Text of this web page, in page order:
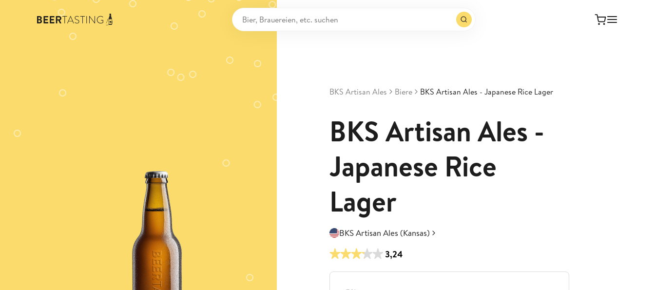
BKS Artisan Ales Biere BKS Artisan Ales - Japanese Rice Lager
BKS Artisan Ales -
Japanese Rice
Lager
BKS Artisan Ales (Kansas)
3,24